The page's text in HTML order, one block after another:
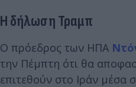
Η δήλωση Τραμπ
Ο πρόεδρος των ΗΠΑ
την Πέμπτη ότι θα
επιτεθούν στο Ιράν μέσα